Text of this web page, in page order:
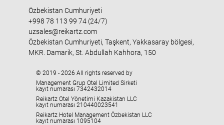
Özbekistan Cumhuriyeti
+998 78 113 99 74 (24/7)
uzsales@reikartz.com
Özbekistan Cumhuriyeti, Taşkent, Yakkasaray bölgesi,
MKR. Damarik, St. Abdullah Kahhora, 150
© 2019 - 2026 All rights reserved by
Management Grup Otel Limited Sirketi
kayıt numarası 7342432014
Reikartz Otel Yönetimi Kazakistan LLC
kayıt numarası 210440023541
Reikartz Hotel Management Özbekistan LLC
kayıt numarası 1095104